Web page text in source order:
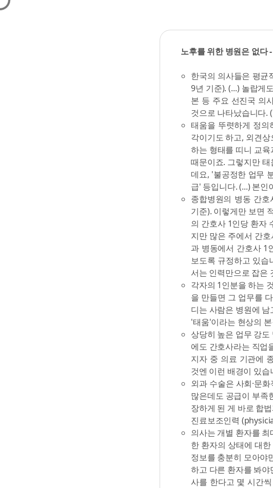
노후를 위한 병원은 없다
한국의 의사들은 평균
9년 기준). (...) 놀랍게
본 등 주요 선진국 의
것으로 나타났습니다.
태움을 뚜렷하게 정
각이기도 하고, 외견
하는 형태를 띠니 교
때문이죠. 그렇지만
데요, '불공정한 업무
급' 등입니다. (...) 본인
종합병원의 병동 간
기준). 이렇게만 보면
의 간호사 1인당 환자
지만 많은 주에서 간
과 병동에서 간호사 1
보도록 규정하고 있습
서는 인력만으로 잡은
각자의 1인분을 하는
을 만들면 그 업무를
디는 사람은 병원에
'태움'이라는 현상의
상당히 높은 업무 강
에도 간호사라는 직업
지자 중 의료 기관에
것엔 이런 배경이 있습
외과 수술은 사회·문
많은데도 공급이 부족
장하게 된 게 바로 합
진료보조인력
의사는 개별 환자를
한 환자의 상태에 대
정보를 충분히 모아야
하고 다른 환자를 봐
사를 한다고 몇 시간